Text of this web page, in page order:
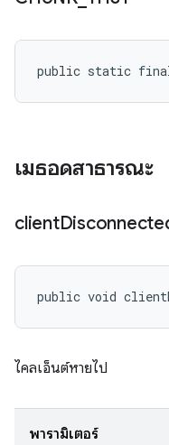
public static final
เมธอดสาธารณะ
client
public void
ไคลเอ็นต์หายไป
พารามิเตอร์